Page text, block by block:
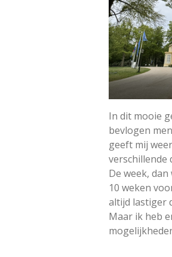
In dit mooie
bevlogen
geeft mij
verschillende
De week,
10 weken
altijd lastiger
Maar ik heb